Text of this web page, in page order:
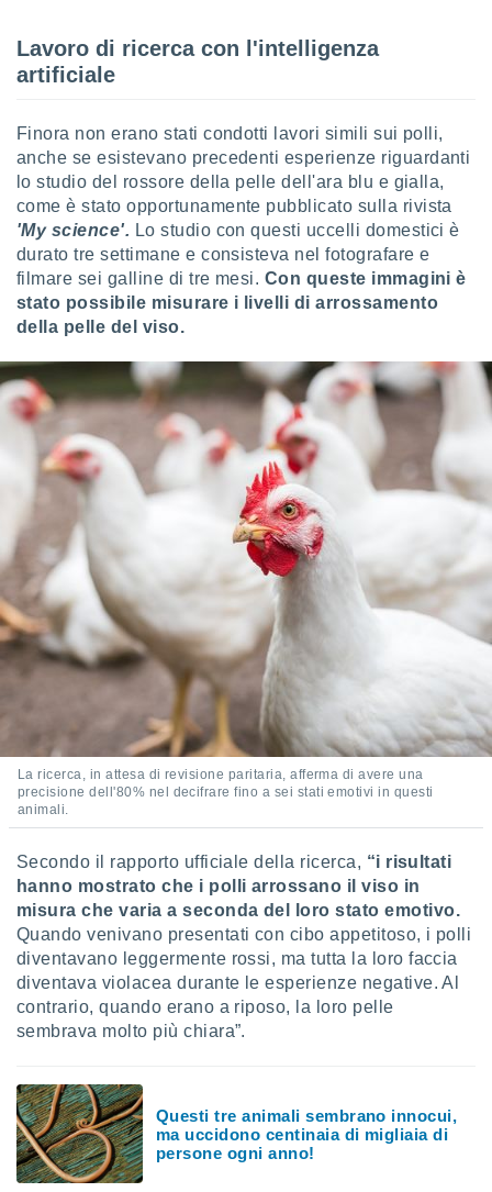
quali la
su
web,
di
dati
sulla
al quale
Per
tuo
o
dei
facendo
cookie
sito
il
su
e/o
la
della
creare
la
profili
Lavoro di ricerca con l'intelligenza
artificiale
Finora non erano stati condotti lavori simili sui polli,
anche se esistevano precedenti esperienze riguardanti
lo studio del rossore della pelle dell'ara blu e gialla,
come è stato opportunamente pubblicato sulla rivista
'My science'. Lo studio con questi uccelli domestici è
durato tre settimane e consisteva nel fotografare e
filmare sei galline di tre mesi. Con queste immagini è
stato possibile misurare i livelli di arrossamento
della pelle del viso.
La ricerca, in attesa di revisione paritaria, afferma di avere una
precisione dell'80% nel decifrare fino a sei stati emotivi in questi
animali.
Secondo il rapporto ufficiale della ricerca, “i risultati
hanno mostrato che i polli arrossano il viso in
misura che varia a seconda del loro stato emotivo.
Quando venivano presentati con cibo appetitoso, i polli
diventavano leggermente rossi, ma tutta la loro faccia
diventava violacea durante le esperienze negative. Al
contrario, quando erano a riposo, la loro pelle
sembrava molto più chiara”.
Questi tre animali sembrano innocui,
ma uccidono centinaia di migliaia di
persone ogni anno!